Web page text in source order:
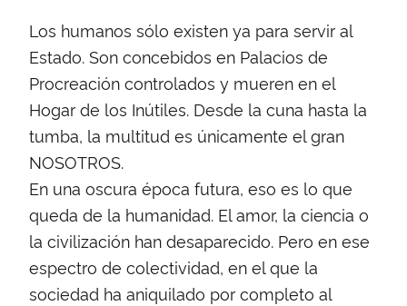
Los humanos sólo existen ya para servir al
Estado. Son concebidos en Palacios de
Procreación controlados y mueren en el
Hogar de los Inútiles. Desde la cuna hasta la
tumba, la multitud es únicamente el gran
NOSOTROS.
En una oscura época futura, eso es lo que
queda de la humanidad. El amor, la ciencia o
la civilización han desaparecido. Pero en ese
espectro de colectividad, en el que la
sociedad ha aniquilado por completo al